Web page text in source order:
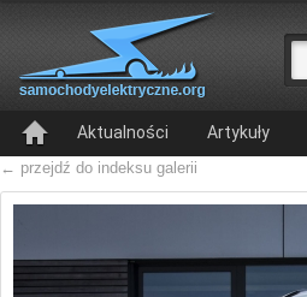
Aktualności Artykuły
← przejdź do indeksu galerii